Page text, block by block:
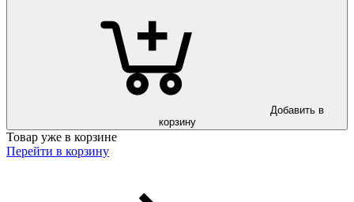
корзину
Товар уже в корзине
Перейти в корзину